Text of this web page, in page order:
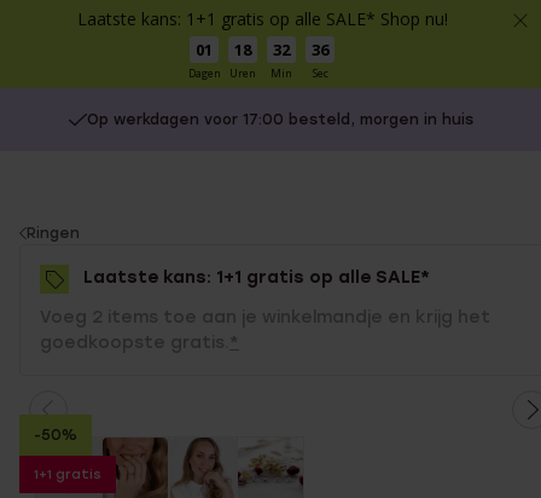
Laatste kans: 1+1 gratis op alle SALE* Shop nu!
01
Dagen
18
Uren
32
Min
36
Sec
Op werkdagen voor 17:00 besteld, morgen in huis
You
are
here:
Ringen
Laatste kans: 1+1 gratis op alle SALE*
Voeg 2 items toe aan je winkelmandje en krijg het
goedkoopste gratis. *
-50%
1+1 gratis